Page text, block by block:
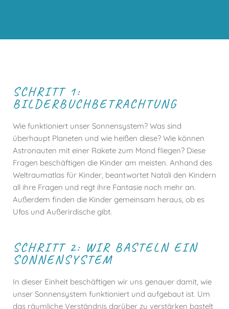
SCHRITT 1:
BILDERBUCHBETRACHTUNG
Wie funktioniert unser Sonnensystem? Was sind
überhaupt Planeten und wie heißen diese? Wie können
Astronauten mit einer Rakete zum Mond fliegen? Diese
Fragen beschäftigen die Kinder am meisten. Anhand des
Weltraumatlas für Kinder, beantwortet Natali den Kindern
all ihre Fragen und regt ihre Fantasie noch mehr an.
Außerdem finden die Kinder gemeinsam heraus, ob es
Ufos und Außerirdische gibt.
SCHRITT 2: WIR BASTELN EIN
SONNENSYSTEM
In dieser Einheit beschäftigen wir uns genauer damit, wie
unser Sonnensystem funktioniert und aufgebaut ist. Um
das räumliche Verständnis darüber zu verstärken bastelt